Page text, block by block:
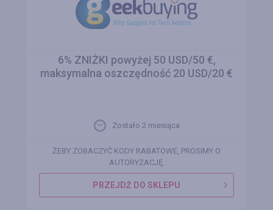
6% ZNIŻKI powyżej 50 USD/50 €,
maksymalna oszczędność 20 USD/20 €
Zostało 2 miesiąca
ŻEBY ZOBACZYĆ KODY RABATOWE, PROSIMY O
AUTORYZACJĘ.
PRZEJDŹ DO SKLEPU